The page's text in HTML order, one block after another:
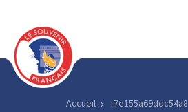
Accueil f7e155a69ddc54a8